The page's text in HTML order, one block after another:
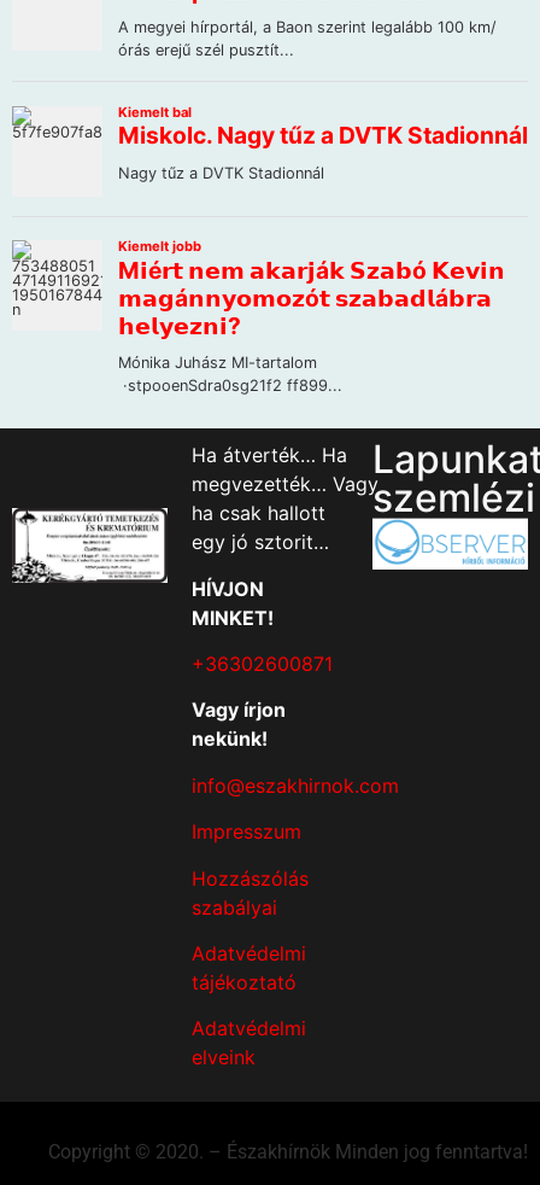
Ha átverték… Ha
megvezették… Vagy
ha csak hallott
egy jó sztorit…
HÍVJON
MINKET!
+36302600871
Vagy írjon
nekünk!
info@eszakhirnok.com
Impresszum
Hozzászólás
szabályai
Adatvédelmi
tájékoztató
Adatvédelmi
elveink
szemlézi
Copyright © 2020. – Északhírnök Minden jog fenntartva!